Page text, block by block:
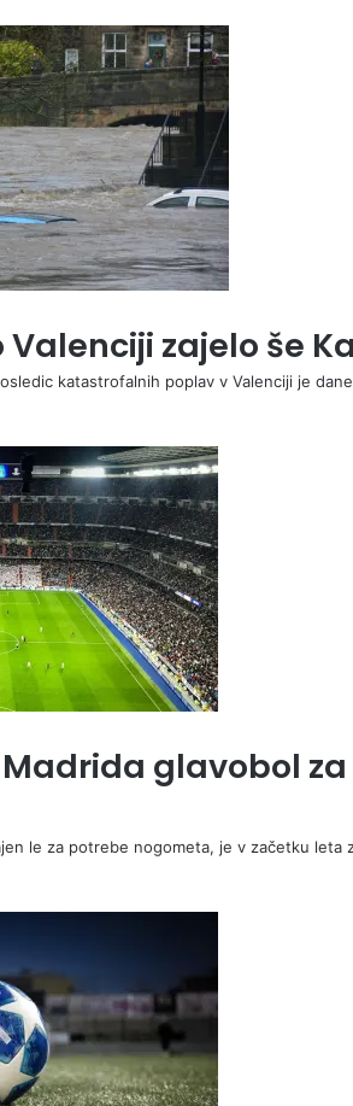
Valenciji zajelo še
katastrofalnih poplav v Valenciji je
glavobol
le za potrebe nogometa, je v začetku leta